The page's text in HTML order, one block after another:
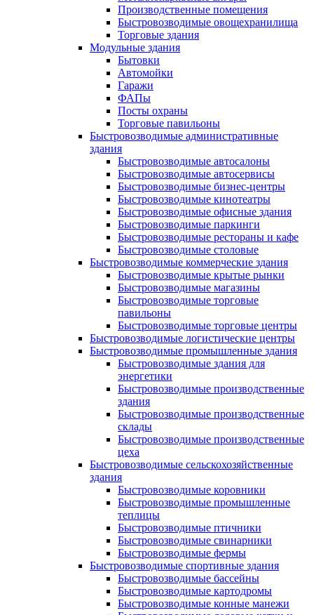
Производственные помещения
Быстровозводимые овощехранилища
Торговые здания
Модульные здания
Бытовки
Автомойки
Гаражи
ФАПы
Посты охраны
Торговые павильоны
Быстровозводимые административные
здания
Быстровозводимые автосалоны
Быстровозводимые автосервисы
Быстровозводимые бизнес-центры
Быстровозводимые кинотеатры
Быстровозводимые офисные здания
Быстровозводимые паркинги
Быстровозводимые рестораны и кафе
Быстровозводимые столовые
Быстровозводимые коммерческие здания
Быстровозводимые крытые рынки
Быстровозводимые магазины
Быстровозводимые торговые
павильоны
Быстровозводимые торговые центры
Быстровозводимые логистические центры
Быстровозводимые промышленные здания
Быстровозводимые здания для
энергетики
Быстровозводимые производственные
здания
Быстровозводимые производственные
склады
Быстровозводимые производственные
цеха
Быстровозводимые сельскохозяйственные
здания
Быстровозводимые коровники
Быстровозводимые промышленные
теплицы
Быстровозводимые птичники
Быстровозводимые свинарники
Быстровозводимые фермы
Быстровозводимые спортивные здания
Быстровозводимые бассейны
Быстровозводимые картодромы
Быстровозводимые конные манежи